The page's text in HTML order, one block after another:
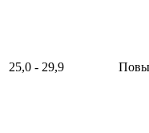
25,0 - 29,9